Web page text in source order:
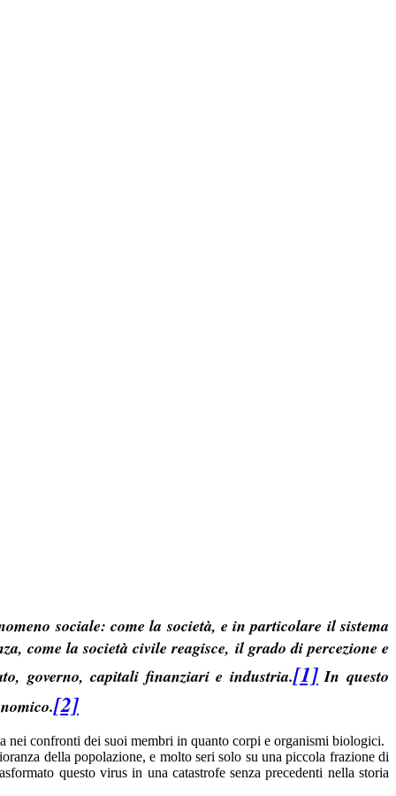
sociale: come la società, e in particolare il sistema
come la società civile reagisce, il grado di percezione e
governo, capitali finanziari e industria.[1]In questo
[2]
nei confronti dei suoi membri in quanto corpi e organismi biologici.
della popolazione, e molto seri solo su una piccola frazione di
questo virus in una catastrofe senza precedenti nella storia